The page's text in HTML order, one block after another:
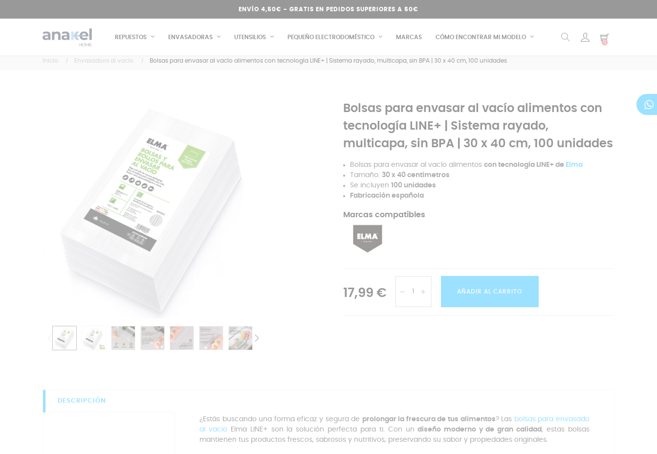
ENVÍO 4,50€ - GRATIS EN PEDIDOS SUPERIORES A 50€
REPUESTOS ENVASADORAS UTENSILIOS PEQUEÑO ELECTRODOMÉSTICO MARCAS CÓMO ENCONTRAR MI MODELO
0
Inicio Envasadora al vacío Bolsas para envasar al vacío alimentos con tecnología LINE+ | Sistema rayado, multicapa, sin BPA | 30 x 40 cm, 100 unidades
Bolsas para envasar al vacío alimentos con
tecnología LINE+ | Sistema rayado,
multicapa, sin BPA | 30 x 40 cm, 100 unidades
Bolsas para envasar al vacío alimentos con tecnología LINE+ de Elma
Tamaño: 30 x 40 centímetros
Se incluyen 100 unidades
Fabricación española
Marcas compatibles
17,99 € AÑADIR AL CARRITO
DESCRIPCIÓN
¿Estás buscando una forma eficaz y segura de prolongar la frescura de tus alimentos? Las bolsas para envasado
al vacíoElma LINE+ son la solución perfecta para ti. Con un diseño moderno y de gran calidad, estas bolsas
mantienen tus productos frescos, sabrosos y nutritivos, preservando su sabor y propiedades originales.